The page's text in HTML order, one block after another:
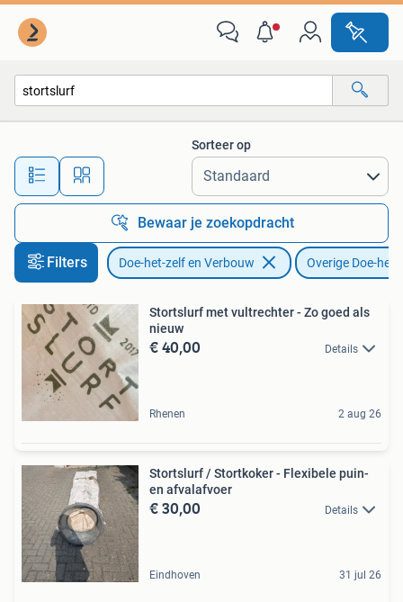
Alle afstanden…
Sorteer op
Bewaar je zoekopdracht
Filters Doe-het-zelf en Verbouw Overige Doe-
Stortslurf met vultrechter - Zo goed als
nieuw
€ 40,00 Details
Rhenen 2 aug 26
Stortslurf / Stortkoker - Flexibele puin-
en afvalafvoer
€ 30,00 Details
Eindhoven 31 jul 26